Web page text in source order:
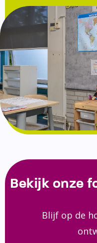
Bekijk onze
Blijf op de